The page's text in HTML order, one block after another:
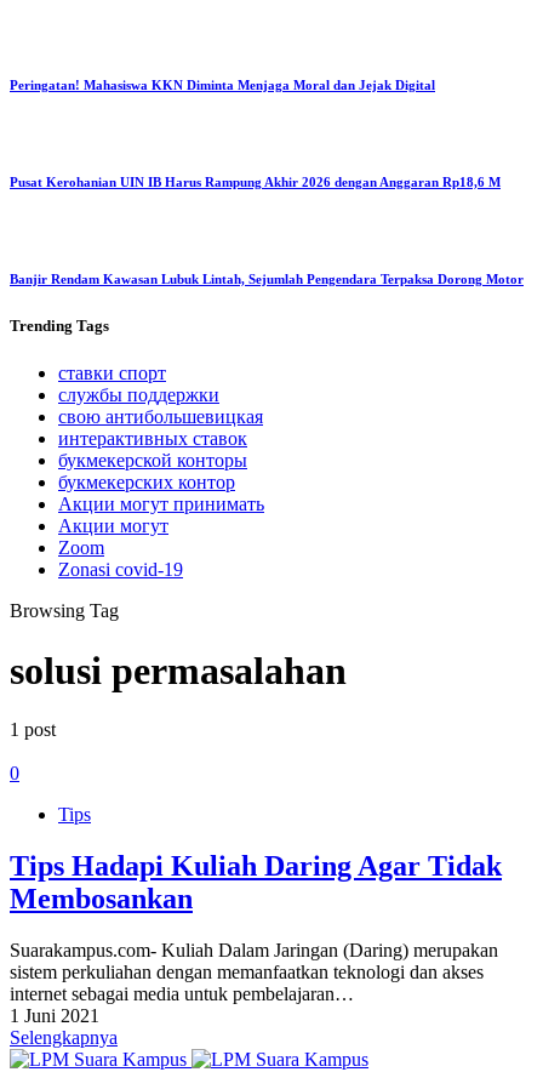
Peringatan! Mahasiswa KKN Diminta Menjaga Moral dan Jejak Digital
Pusat Kerohanian UIN IB Harus Rampung Akhir 2026 dengan Anggaran Rp18,6 M
Banjir Rendam Kawasan Lubuk Lintah, Sejumlah Pengendara Terpaksa Dorong Motor
Trending Tags
ставки спорт
службы поддержки
свою антибольшевицкая
интерактивных ставок
букмекерской конторы
букмекерских контор
Акции могут принимать
Акции могут
Zoom
Zonasi covid-19
Browsing Tag
solusi permasalahan
1 post
0
Tips
Tips Hadapi Kuliah Daring Agar Tidak
Membosankan
Suarakampus.com- Kuliah Dalam Jaringan (Daring) merupakan
sistem perkuliahan dengan memanfaatkan teknologi dan akses
internet sebagai media untuk pembelajaran…
1 Juni 2021
Selengkapnya